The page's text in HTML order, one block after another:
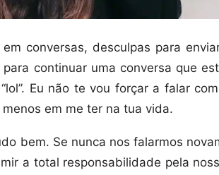
conversas, desculpas para
continuar uma conversa que
Eu não te vou forçar a falar
em me ter na tua vida.
bem. Se nunca nos falarmos
a total responsabilidade pela